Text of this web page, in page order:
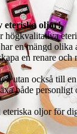
eteriska oljor!
en mängd olika
en renare
utan också till
både personligt
eteriska oljor för